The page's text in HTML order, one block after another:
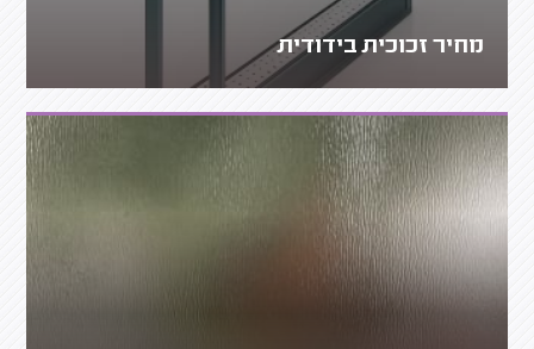
מחיר זכוכית בידודית